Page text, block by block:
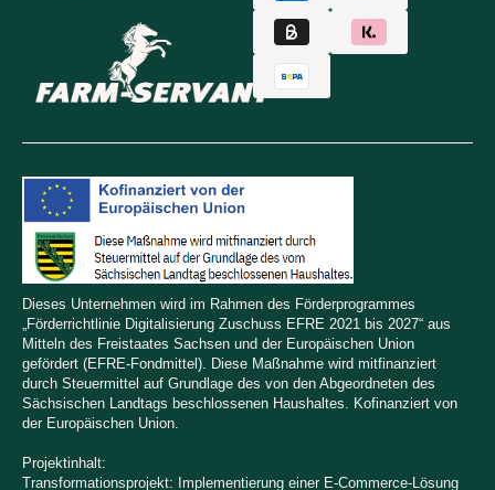
Dieses Unternehmen wird im Rahmen des Förderprogrammes
„Förderrichtlinie Digitalisierung Zuschuss EFRE 2021 bis 2027“ aus
Mitteln des Freistaates Sachsen und der Europäischen Union
gefördert (EFRE-Fondmittel). Diese Maßnahme wird mitfinanziert
durch Steuermittel auf Grundlage des von den Abgeordneten des
Sächsischen Landtags beschlossenen Haushaltes. Kofinanziert von
der Europäischen Union.
Projektinhalt:
Transformationsprojekt: Implementierung einer E-Commerce-Lösung